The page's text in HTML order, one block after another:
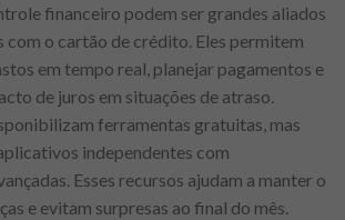
financeiro podem ser grandes aliados
com o cartão de crédito. Eles permitem
em tempo real, planejar pagamentos e
de juros em situações de atraso.
ferramentas gratuitas, mas
independentes com
Esses recursos ajudam a manter o
e evitam surpresas ao final do mês.